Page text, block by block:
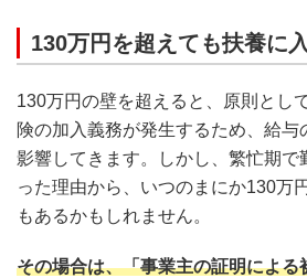
130万円を超えても扶養に
130万円の壁を超えると、原則とし
険の加入義務が発生するため、給与
影響してきます。しかし、繁忙期で
った理由から、いつのまにか130万
もあるかもしれません。
その場合は、「事業主の証明による